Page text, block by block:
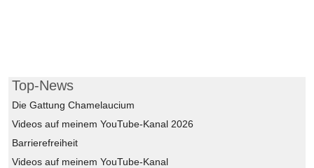
Top-News
Die Gattung Chamelaucium
Videos auf meinem YouTube-Kanal 2026
Barrierefreiheit
Videos auf meinem YouTube-Kanal